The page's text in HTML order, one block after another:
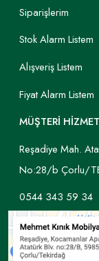
Siparişlerim
Stok Alarm Listem
Alışveriş Listem
Fiyat Alarm Listem
MÜŞTERİ
Reşadiye Mah.
No:28/b Çorlu/
0544 343 59 34